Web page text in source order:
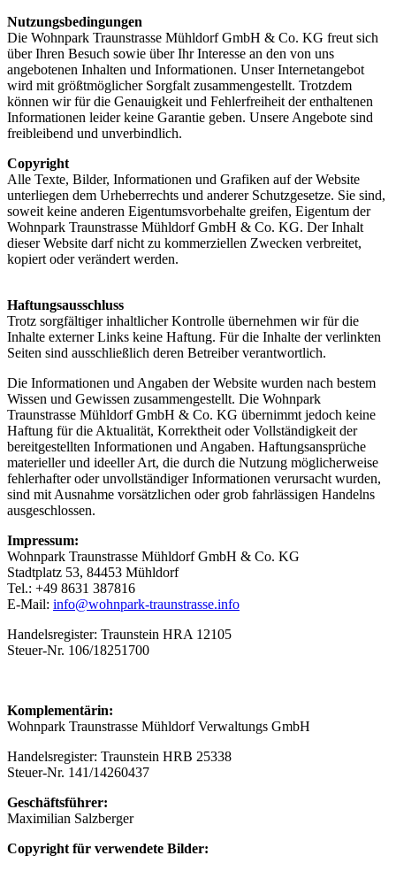
Nutzungsbedingungen
Die Wohnpark Traunstrasse Mühldorf GmbH & Co. KG freut sich
über Ihren Besuch sowie über Ihr Interesse an den von uns
angebotenen Inhalten und Informationen. Unser Internetangebot
wird mit größtmöglicher Sorgfalt zusammengestellt. Trotzdem
können wir für die Genauigkeit und Fehlerfreiheit der enthaltenen
Informationen leider keine Garantie geben. Unsere Angebote sind
freibleibend und unverbindlich.
Copyright
Alle Texte, Bilder, Informationen und Grafiken auf der Website
unterliegen dem Urheberrechts und anderer Schutzgesetze. Sie sind,
soweit keine anderen Eigentumsvorbehalte greifen, Eigentum der
Wohnpark Traunstrasse Mühldorf GmbH & Co. KG. Der Inhalt
dieser Website darf nicht zu kommerziellen Zwecken verbreitet,
kopiert oder verändert werden.
Haftungsausschluss
Trotz sorgfältiger inhaltlicher Kontrolle übernehmen wir für die
Inhalte externer Links keine Haftung. Für die Inhalte der verlinkten
Seiten sind ausschließlich deren Betreiber verantwortlich.
Die Informationen und Angaben der Website wurden nach bestem
Wissen und Gewissen zusammengestellt. Die Wohnpark
Traunstrasse Mühldorf GmbH & Co. KG übernimmt jedoch keine
Haftung für die Aktualität, Korrektheit oder Vollständigkeit der
bereitgestellten Informationen und Angaben. Haftungsansprüche
materieller und ideeller Art, die durch die Nutzung möglicherweise
fehlerhafter oder unvollständiger Informationen verursacht wurden,
sind mit Ausnahme vorsätzlichen oder grob fahrlässigen Handelns
ausgeschlossen.
Impressum:
Wohnpark Traunstrasse Mühldorf GmbH & Co. KG
Stadtplatz 53, 84453 Mühldorf
Tel.: +49 8631 387816
E-Mail: info@wohnpark-traunstrasse.info
Handelsregister: Traunstein HRA 12105
Steuer-Nr. 106/18251700
Komplementärin:
Wohnpark Traunstrasse Mühldorf Verwaltungs GmbH
Handelsregister: Traunstein HRB 25338
Steuer-Nr. 141/14260437
Geschäftsführer:
Maximilian Salzberger
Copyright für verwendete Bilder: